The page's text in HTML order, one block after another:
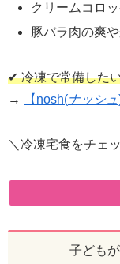
クリームコロ
豚バラ肉の爽
✔ 冷凍で常備した
→
【nosh(ナッシュ
＼冷凍宅食をチェ
子ども